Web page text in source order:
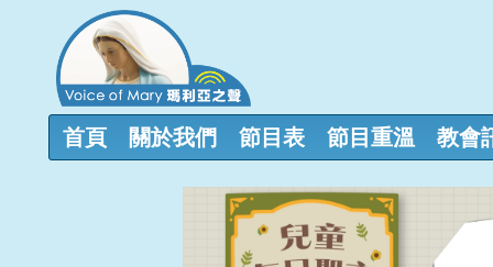
首頁 關於我們 節目表 節目重溫 教會